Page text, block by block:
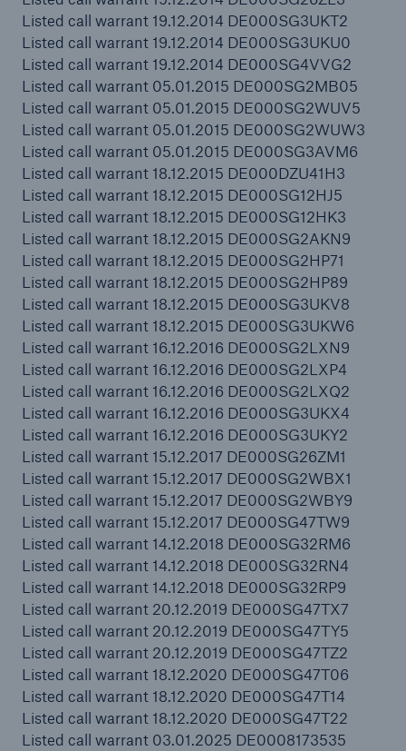
Listed call warrant 19.12.2014 DE000SG3UKT2
Listed call warrant 19.12.2014 DE000SG3UKU0
Listed call warrant 19.12.2014 DE000SG4VVG2
Listed call warrant 05.01.2015 DE000SG2MB05
Listed call warrant 05.01.2015 DE000SG2WUV5
Listed call warrant 05.01.2015 DE000SG2WUW3
Listed call warrant 05.01.2015 DE000SG3AVM6
Listed call warrant 18.12.2015 DE000DZU41H3
Listed call warrant 18.12.2015 DE000SG12HJ5
Listed call warrant 18.12.2015 DE000SG12HK3
Listed call warrant 18.12.2015 DE000SG2AKN9
Listed call warrant 18.12.2015 DE000SG2HP71
Listed call warrant 18.12.2015 DE000SG2HP89
Listed call warrant 18.12.2015 DE000SG3UKV8
Listed call warrant 18.12.2015 DE000SG3UKW6
Listed call warrant 16.12.2016 DE000SG2LXN9
Listed call warrant 16.12.2016 DE000SG2LXP4
Listed call warrant 16.12.2016 DE000SG2LXQ2
Listed call warrant 16.12.2016 DE000SG3UKX4
Listed call warrant 16.12.2016 DE000SG3UKY2
Listed call warrant 15.12.2017 DE000SG26ZM1
Listed call warrant 15.12.2017 DE000SG2WBX1
Listed call warrant 15.12.2017 DE000SG2WBY9
Listed call warrant 15.12.2017 DE000SG47TW9
Listed call warrant 14.12.2018 DE000SG32RM6
Listed call warrant 14.12.2018 DE000SG32RN4
Listed call warrant 14.12.2018 DE000SG32RP9
Listed call warrant 20.12.2019 DE000SG47TX7
Listed call warrant 20.12.2019 DE000SG47TY5
Listed call warrant 20.12.2019 DE000SG47TZ2
Listed call warrant 18.12.2020 DE000SG47T06
Listed call warrant 18.12.2020 DE000SG47T14
Listed call warrant 18.12.2020 DE000SG47T22
Listed call warrant 03.01.2025 DE0008173535
Rückversicherung Leben/Gesundheit
MIRA Digital Suite
Cyber-Lösungen von Munich Re
Navigation schließen oder Escape-Taste drückenSuche